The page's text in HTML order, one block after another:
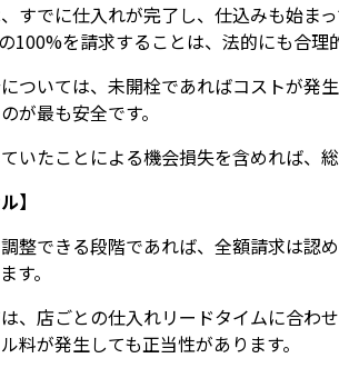
すでに仕入れが完了し、仕込みも始ま
100%を請求することは、法的にも合理
ついては、未開栓であればコストが発
が最も安全です。
いたことによる機会損失を含めれば、
】
整できる段階であれば、全額請求は
す。
、店ごとの仕入れリードタイムに合わ
料が発生しても正当性があります。